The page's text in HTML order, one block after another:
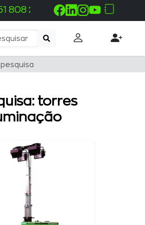
808 215 115
pesquisa
torres